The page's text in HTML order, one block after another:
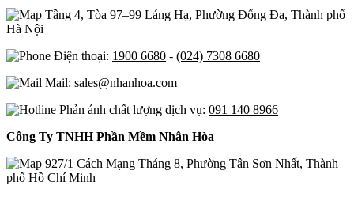
Tầng 4, Tòa 97–99 Láng Hạ, Phường Đống Đa, Thành phố
Hà Nội
Điện thoại: 1900 6680 - (024) 7308 6680
Mail: sales@nhanhoa.com
Phản ánh chất lượng dịch vụ: 091 140 8966
Công Ty TNHH Phần Mềm Nhân Hòa
927/1 Cách Mạng Tháng 8, Phường Tân Sơn Nhất, Thành
phố Hồ Chí Minh